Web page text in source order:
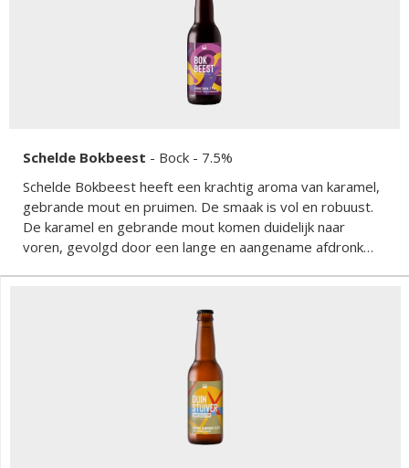
Schelde Bokbeest - Bock - 7.5%
Schelde Bokbeest heeft een krachtig aroma van karamel,
gebrande mout en pruimen. De smaak is vol en robuust.
De karamel en gebrande mout komen duidelijk naar
voren, gevolgd door een lange en aangename afdronk
de liefhebber van complexe en volle bieren, perfect om
van te genieten tijdens de koelere maanden van het jaar.